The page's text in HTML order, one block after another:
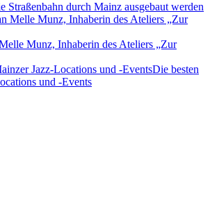
Straßenbahn durch Mainz ausgebaut werden
Munz, Inhaberin des Ateliers „Zur
Die besten
und -Events